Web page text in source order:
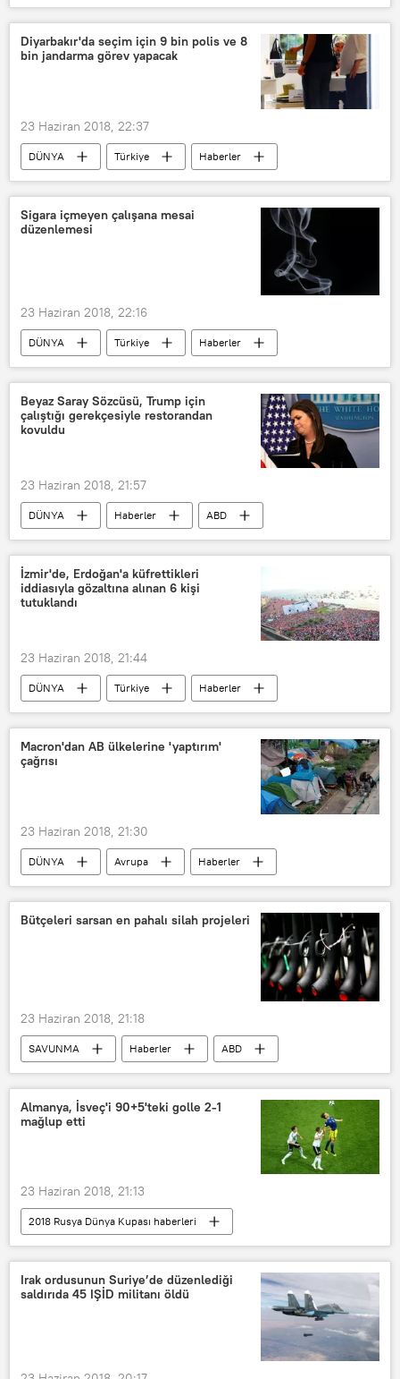
Kültür & Sanat
DÜNYA
Haberler
İskoçya
Kit Harington
Rose Leslie
Diyarbakır'da seçim için 9 bin polis ve 8
bin jandarma görev yapacak
23 Haziran 2018, 22:37
DÜNYA Türkiye
Haberler
Türkiye erken seçime gidiyor
TÜRKİYE
Diyarbakır
Diyarbakır İl Emniyet Müdürlüğü
Sigara içmeyen çalışana mesai
düzenlemesi
23 Haziran 2018, 22:16
DÜNYA Türkiye
Haberler
TÜRKİYE
Sigara
tütün ürünleri
Beyaz Saray Sözcüsü, Trump için
çalıştığı gerekçesiyle restorandan
kovuldu
23 Haziran 2018, 21:57
DÜNYA Haberler
ABD
Washington
Sarah Sanders
İzmir'de, Erdoğan'a küfrettikleri
iddiasıyla gözaltına alınan 6 kişi
tutuklandı
23 Haziran 2018, 21:44
DÜNYA Türkiye
Haberler
İzmir
Muharrem İnce
Recep Tayyip Erdoğan
AK Parti
CHP
Macron'dan AB ülkelerine 'yaptırım'
çağrısı
23 Haziran 2018, 21:30
DÜNYA Avrupa
Haberler
Fransa
İspanya
Emmanuel Macron
Pedro Sanchez
Bütçeleri sarsan en pahalı silah projeleri
23 Haziran 2018, 21:18
SAVUNMA Haberler
ABD
Rusya
Silah
Almanya, İsveç'i 90+5'teki golle 2-1
mağlup etti
23 Haziran 2018, 21:13
2018 Rusya Dünya Kupası haberleri
YAŞAM
2018 Rusya Dünya Kupası
SPOR
Haberler
İsveç
Almanya
Rusya
Irak ordusunun Suriye’de düzenlediği
saldırıda 45 IŞİD militanı öldü